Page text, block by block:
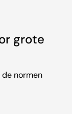
grote
de normen